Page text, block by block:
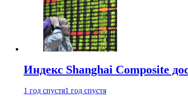
Индекс Shanghai Composite
1 год спустя1 год спустя